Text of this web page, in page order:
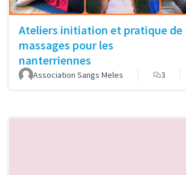
Ateliers initiation et pratique de
massages pour les
nanterriennes
Association Sangs Meles 3